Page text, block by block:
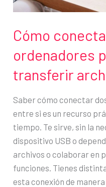
Cómo
ordenadores
transferir
Saber cómo conectar
entre si es un recurso
tiempo. Te sirve, sin la
dispositivo USB o
archivos o colaborar en
funciones. Tienes
esta conexión de